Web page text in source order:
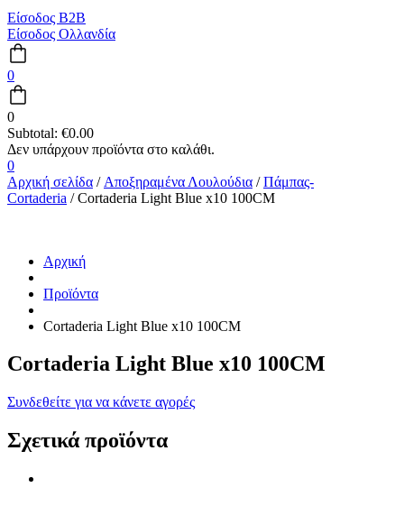
Είσοδος B2B
Είσοδος Ολλανδία
0
0
Subtotal: €0.00
0
Αρχική σελίδα / Αποξηραμένα Λουλούδια /Πάμπας-
Cortaderia / Cortaderia Light Blue x10 100CM
Αρχική
Προϊόντα
Cortaderia Light Blue x10 100CM
Cortaderia Light Blue x10 100CM
Συνδεθείτε για να κάνετε αγορές
Σχετικά προϊόντα